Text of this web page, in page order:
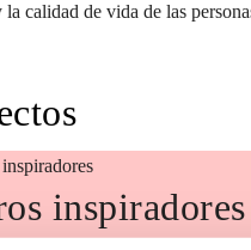
la calidad de vida de las
inspiradores